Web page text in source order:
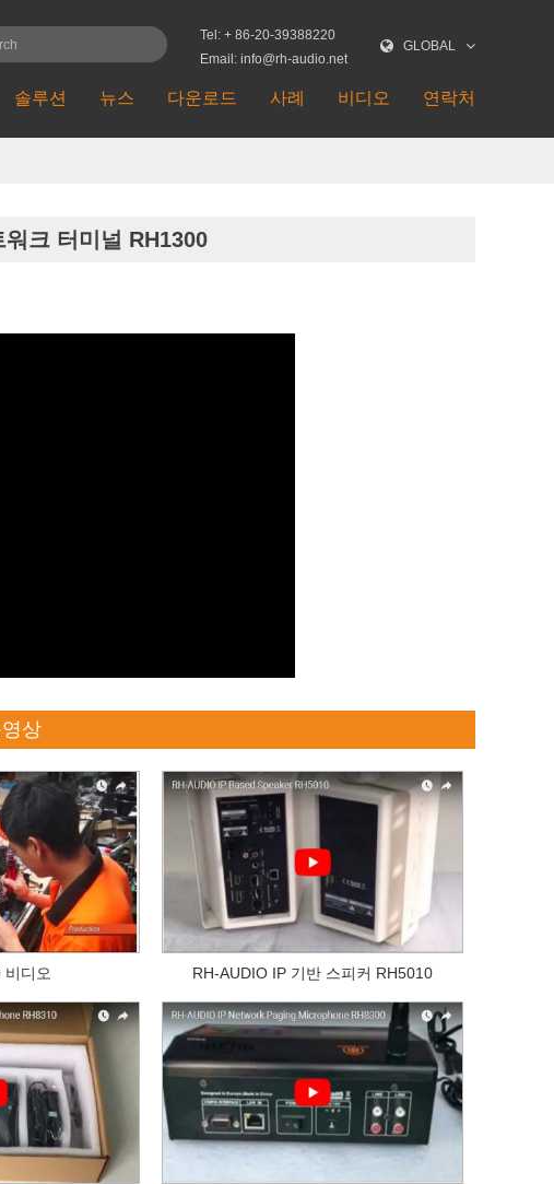
GLOBAL
Tel: + 86-20-39388220
Email: info@rh-audio.net
솔루션 뉴스 다운로드 사례 비디오 연락처
크 터미널 RH1300
상
비디오 RH-AUDIO IP 기반 스피커 RH5010